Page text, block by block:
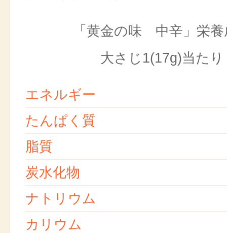
「黄金の味 中辛」栄養
大さじ1(17g)当たり
エネルギー
たんぱく質
脂質
炭水化物
ナトリウム
カリウム